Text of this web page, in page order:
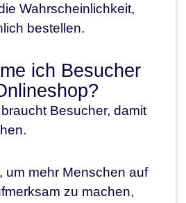
Wahrscheinlichkeit,
bestellen.
ich Besucher
Besucher, damit
um mehr Menschen auf
zu machen,